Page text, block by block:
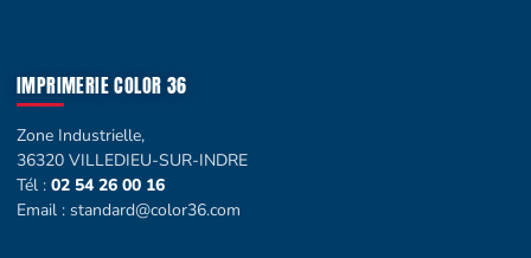
IMPRIMERIE COLOR 36
Zone Industrielle,
36320 VILLEDIEU-SUR-INDRE
Tél : 02 54 26 00 16
Email : standard@color36.com